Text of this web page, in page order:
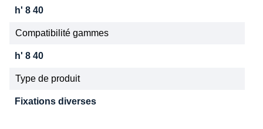
h' 8 40
Compatibilité gammes
h' 8 40
Type de produit
Fixations diverses